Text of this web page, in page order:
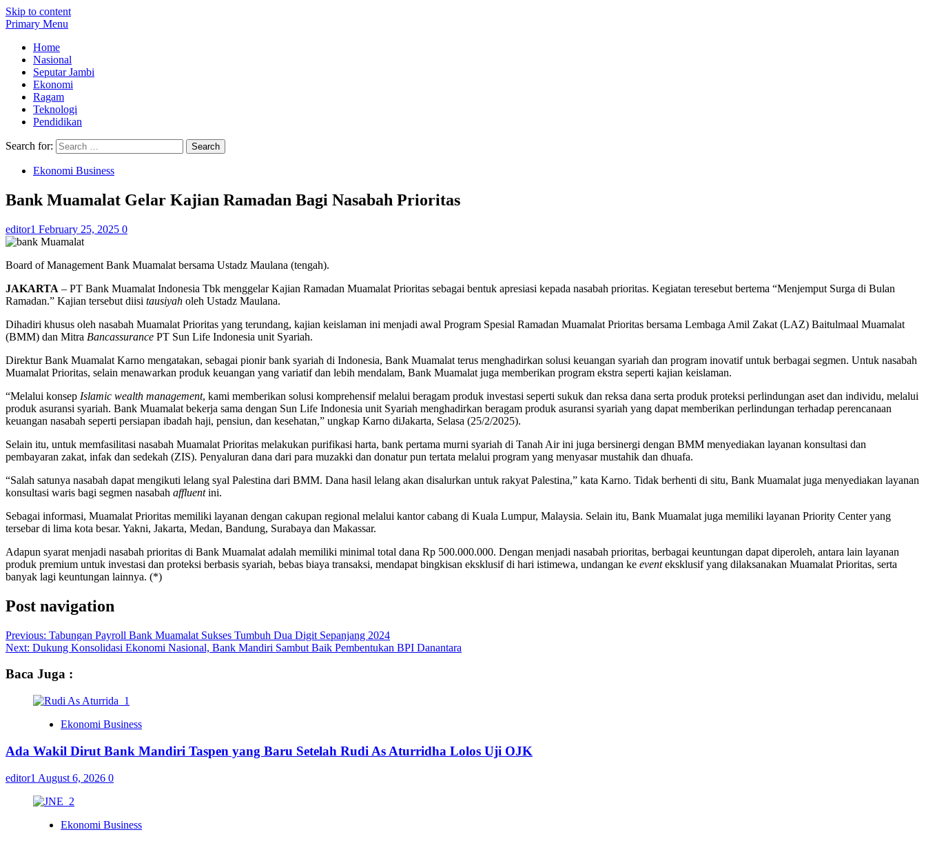
Skip to content
Primary Menu
Home
Nasional
Seputar Jambi
Ekonomi
Ragam
Teknologi
Pendidikan
Search for:
Ekonomi Business
Bank Muamalat Gelar Kajian Ramadan Bagi Nasabah Prioritas
editor1 February 25, 2025 0
Board of Management Bank Muamalat bersama Ustadz Maulana (tengah).
JAKARTA – PT Bank Muamalat Indonesia Tbk menggelar Kajian Ramadan Muamalat Prioritas sebagai bentuk apresiasi kepada nasabah prioritas. Kegiatan teresebut bertema “Menjemput Surga di Bulan
Ramadan.” Kajian tersebut diisi tausiyah oleh Ustadz Maulana.
Dihadiri khusus oleh nasabah Muamalat Prioritas yang terundang, kajian keislaman ini menjadi awal Program Spesial Ramadan Muamalat Prioritas bersama Lembaga Amil Zakat (LAZ) Baitulmaal Muamalat
(BMM) dan Mitra Bancassurance PT Sun Life Indonesia unit Syariah.
Direktur Bank Muamalat Karno mengatakan, sebagai pionir bank syariah di Indonesia, Bank Muamalat terus menghadirkan solusi keuangan syariah dan program inovatif untuk berbagai segmen. Untuk nasabah
Muamalat Prioritas, selain menawarkan produk keuangan yang variatif dan lebih mendalam, Bank Muamalat juga memberikan program ekstra seperti kajian keislaman.
“Melalui konsep Islamic wealth management, kami memberikan solusi komprehensif melalui beragam produk investasi seperti sukuk dan reksa dana serta produk proteksi perlindungan aset dan individu, melalui
produk asuransi syariah. Bank Muamalat bekerja sama dengan Sun Life Indonesia unit Syariah menghadirkan beragam produk asuransi syariah yang dapat memberikan perlindungan terhadap perencanaan
keuangan nasabah seperti persiapan ibadah haji, pensiun, dan kesehatan,” ungkap Karno diJakarta, Selasa (25/2/2025).
Selain itu, untuk memfasilitasi nasabah Muamalat Prioritas melakukan purifikasi harta, bank pertama murni syariah di Tanah Air ini juga bersinergi dengan BMM menyediakan layanan konsultasi dan
pembayaran zakat, infak dan sedekah (ZIS). Penyaluran dana dari para muzakki dan donatur pun tertata melalui program yang menyasar mustahik dan dhuafa.
“Salah satunya nasabah dapat mengikuti lelang syal Palestina dari BMM. Dana hasil lelang akan disalurkan untuk rakyat Palestina,” kata Karno. Tidak berhenti di situ, Bank Muamalat juga menyediakan layanan
konsultasi waris bagi segmen nasabah affluentini.
Sebagai informasi, Muamalat Prioritas memiliki layanan dengan cakupan regional melalui kantor cabang di Kuala Lumpur, Malaysia. Selain itu, Bank Muamalat juga memiliki layanan Priority Center yang
tersebar di lima kota besar. Yakni, Jakarta, Medan, Bandung, Surabaya dan Makassar.
Adapun syarat menjadi nasabah prioritas di Bank Muamalat adalah memiliki minimal total dana Rp 500.000.000. Dengan menjadi nasabah prioritas, berbagai keuntungan dapat diperoleh, antara lain layanan
produk premium untuk investasi dan proteksi berbasis syariah, bebas biaya transaksi, mendapat bingkisan eksklusif di hari istimewa, undangan ke eventeksklusif yang dilaksanakan Muamalat Prioritas, serta
banyak lagi keuntungan lainnya. (*)
Post navigation
Previous: Tabungan Payroll Bank Muamalat Sukses Tumbuh Dua Digit Sepanjang 2024
Next: Dukung Konsolidasi Ekonomi Nasional, Bank Mandiri Sambut Baik Pembentukan BPI Danantara
Baca Juga :
Ekonomi Business
Ada Wakil Dirut Bank Mandiri Taspen yang Baru Setelah Rudi As Aturridha Lolos Uji OJK
editor1 August 6, 2026 0
Ekonomi Business